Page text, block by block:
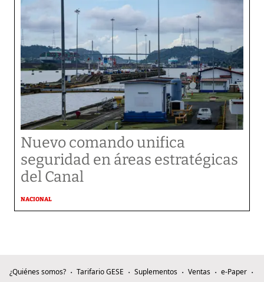
Nuevo comando unifica
seguridad en áreas estratégicas
del Canal
NACIONAL
¿Quiénes somos? Tarifario GESE Suplementos Ventas
e-Paper